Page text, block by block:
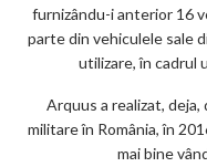
furnizându-i anterior 16
parte din vehiculele sale
utilizare, în cadrul
Arquus a realizat,
militare în România, în
mai bine